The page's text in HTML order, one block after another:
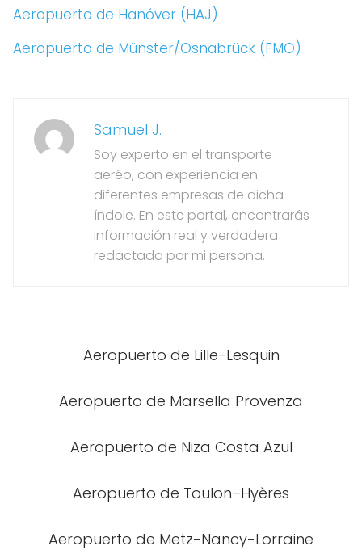
Aeropuerto de Hanóver (HAJ)
Aeropuerto de Münster/Osnabrück (FMO)
Samuel J.
Soy experto en el transporte
aeréo, con experiencia en
diferentes empresas de dicha
índole. En este portal, encontrarás
información real y verdadera
redactada por mi persona.
Aeropuerto de Lille-Lesquin
Aeropuerto de Marsella Provenza
Aeropuerto de Niza Costa Azul
Aeropuerto de Toulon–Hyères
Aeropuerto de Metz-Nancy-Lorraine